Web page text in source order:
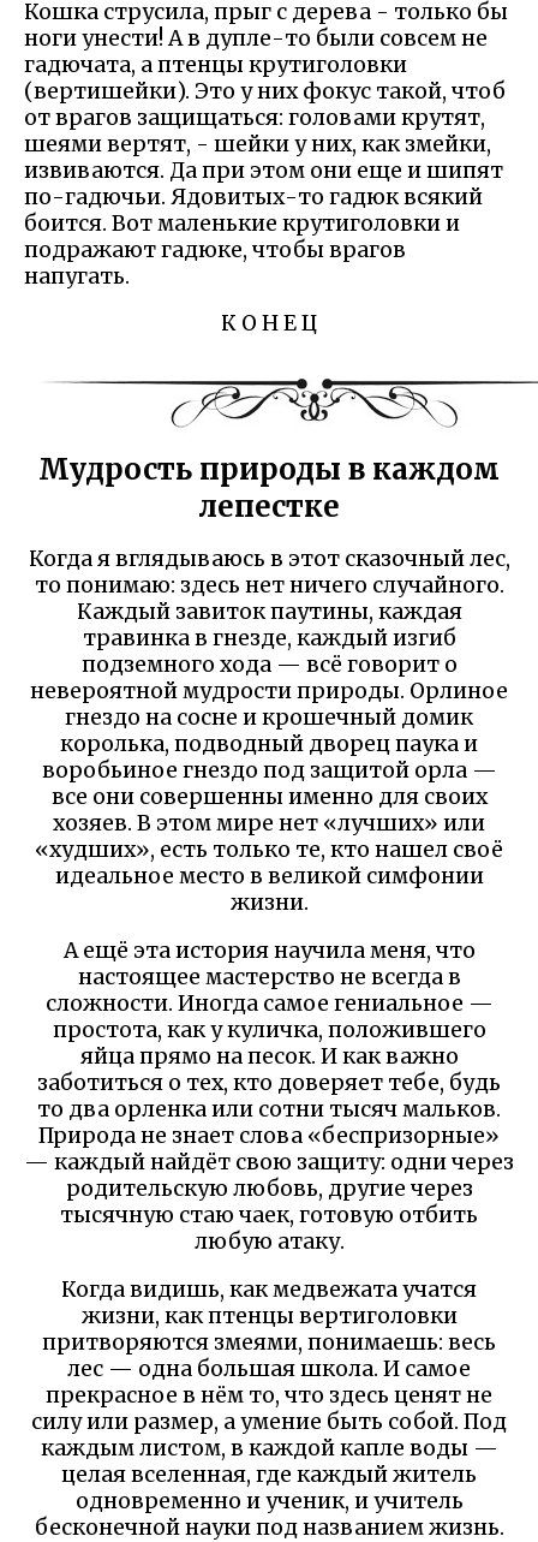
Кошка струсила, прыг с дерева - только бы
ноги унести! А в дупле-то были совсем не
гадючата, а птенцы крутиголовки
(вертишейки). Это у них фокус такой, чтоб
от врагов защищаться: головами крутят,
шеями вертят, - шейки у них, как змейки,
извиваются. Да при этом они еще и шипят
по-гадючьи. Ядовитых-то гадюк всякий
боится. Вот маленькие крутиголовки и
подражают гадюке, чтобы врагов
напугать.
К О Н Е Ц
Мудрость природы в каждом
лепестке
Когда я вглядываюсь в этот сказочный лес,
то понимаю: здесь нет ничего случайного.
Каждый завиток паутины, каждая
травинка в гнезде, каждый изгиб
подземного хода — всё говорит о
невероятной мудрости природы. Орлиное
гнездо на сосне и крошечный домик
королька, подводный дворец паука и
воробьиное гнездо под защитой орла —
все они совершенны именно для своих
хозяев. В этом мире нет «лучших» или
«худших», есть только те, кто нашел своё
идеальное место в великой симфонии
жизни.
А ещё эта история научила меня, что
настоящее мастерство не всегда в
сложности. Иногда самое гениальное —
простота, как у куличка, положившего
яйца прямо на песок. И как важно
заботиться о тех, кто доверяет тебе, будь
то два орленка или сотни тысяч мальков.
Природа не знает слова «беспризорные»
— каждый найдёт свою защиту: одни через
родительскую любовь, другие через
тысячную стаю чаек, готовую отбить
любую атаку.
Когда видишь, как медвежата учатся
жизни, как птенцы вертиголовки
притворяются змеями, понимаешь: весь
лес — одна большая школа. И самое
прекрасное в нём то, что здесь ценят не
силу или размер, а умение быть собой. Под
каждым листом, в каждой капле воды —
целая вселенная, где каждый житель
одновременно и ученик, и учитель
бесконечной науки под названием жизнь.